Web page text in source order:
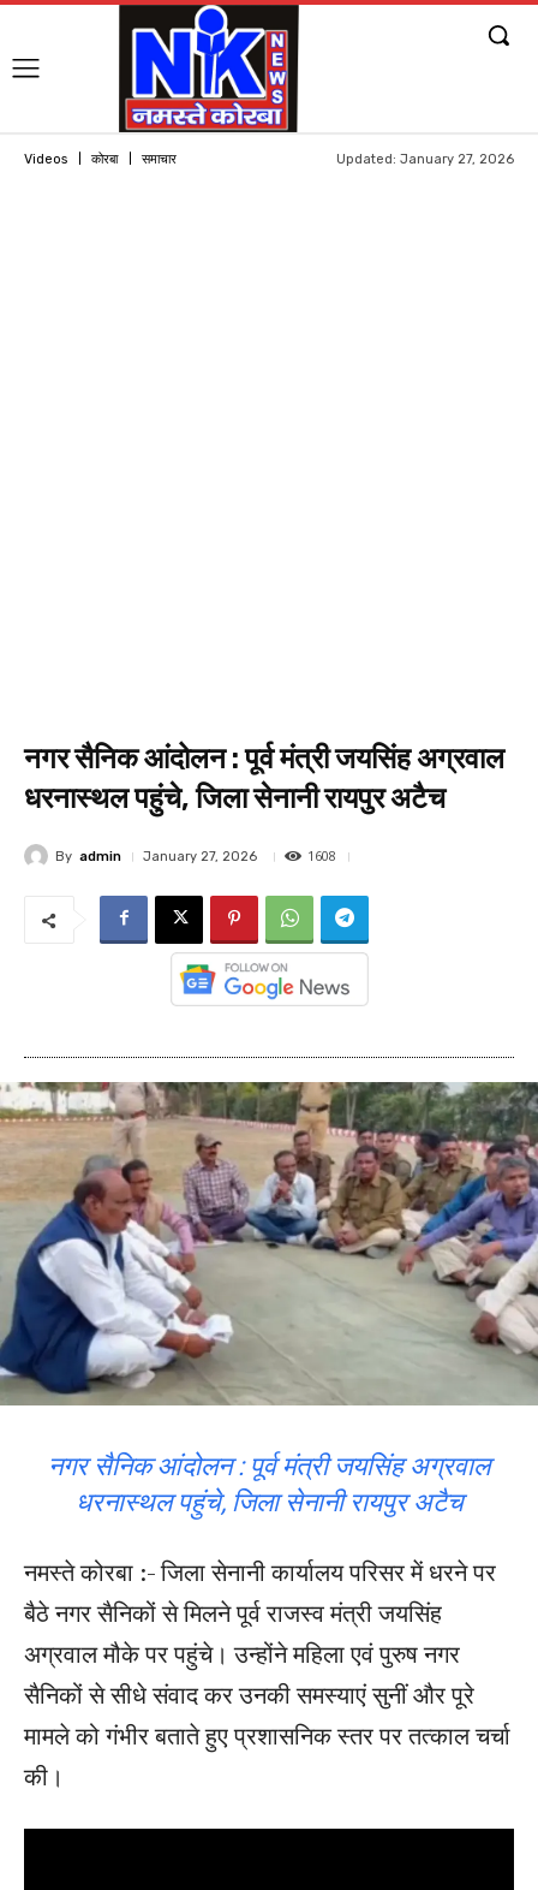
Videos कोरबा समाचार Updated: January 27, 2026
नगर सैनिक आंदोलन : पूर्व मंत्री जयसिंह अग्रवाल
धरनास्थल पहुंचे, जिला सेनानी रायपुर अटैच
By admin January 27, 2026 1608
नगर सैनिक आंदोलन : पूर्व मंत्री जयसिंह अग्रवाल
धरनास्थल पहुंचे, जिला सेनानी रायपुर अटैच
नमस्ते कोरबा :- जिला सेनानी कार्यालय परिसर में धरने पर
बैठे नगर सैनिकों से मिलने पूर्व राजस्व मंत्री जयसिंह
अग्रवाल मौके पर पहुंचे। उन्होंने महिला एवं पुरुष नगर
सैनिकों से सीधे संवाद कर उनकी समस्याएं सुनीं और पूरे
मामले को गंभीर बताते हुए प्रशासनिक स्तर पर तत्काल चर्चा
की।